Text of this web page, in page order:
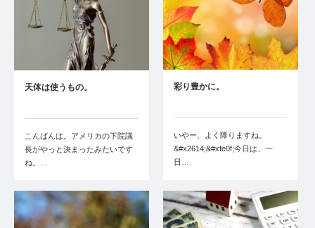
天体は使うもの。
こんばんは。アメリカの下院議
長がやっと決まったみたいです
ね。…
彩り豊かに。
いやー、よく降りますね。
&#x2614;&#xfe0f;今日は、一
日…